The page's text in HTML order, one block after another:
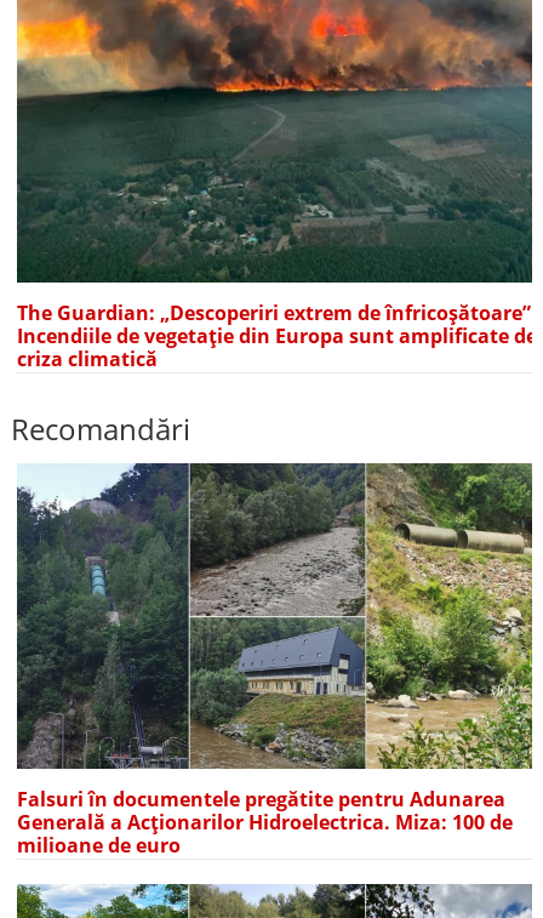
The Guardian: „Descoperiri extrem de înfricoșătoare”.
Incendiile de vegetație din Europa sunt amplificate de
criza climatică
Recomandări
Falsuri în documentele pregătite pentru Adunarea
Generală a Acționarilor Hidroelectrica. Miza: 100 de
milioane de euro